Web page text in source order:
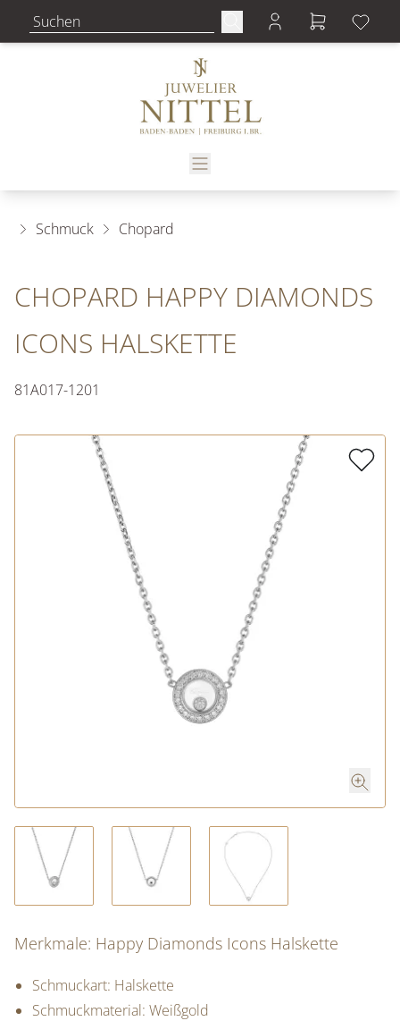
Schmuck Chopard
CHOPARD HAPPY DIAMONDS
ICONS HALSKETTE
81A017-1201
Merkmale: Happy Diamonds Icons Halskette
Schmuckart: Halskette
Schmuckmaterial: Weißgold